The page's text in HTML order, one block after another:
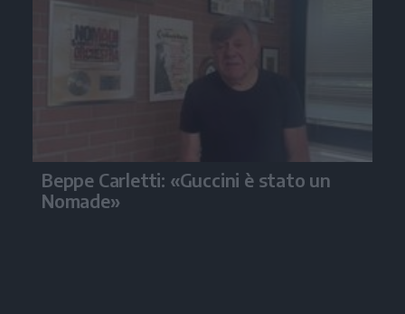
Beppe Carletti: «Guccini è stato un
Nomade»